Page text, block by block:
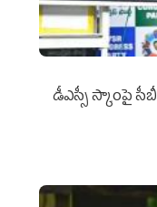
డీఎస్సీ స్కాంపై